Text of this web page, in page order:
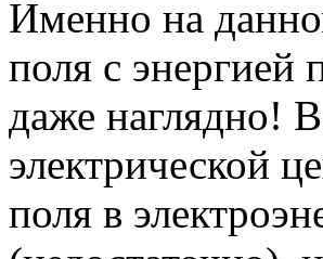
Именно на
поля с энергией
даже наглядно!
электрической
поля в